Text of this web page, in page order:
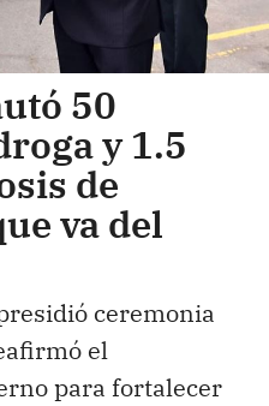
50
y 1.5
de
va del
ceremonia
el
para fortalecer